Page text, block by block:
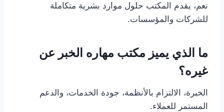
نعم، يقدم المكتب حلول موارد بشرية متكاملة
للشركات والمؤسسات.
ما الذي يميز مكتب مهاره الخبر عن
غيره؟
الخبرة، الالتزام بالأنظمة، جودة الخدمات، والدعم
المستمر للعملاء.